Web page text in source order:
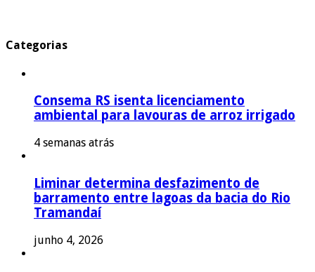
Categorias
Consema RS isenta licenciamento
ambiental para lavouras de arroz irrigado
4 semanas atrás
Liminar determina desfazimento de
barramento entre lagoas da bacia do Rio
Tramandaí
junho 4, 2026